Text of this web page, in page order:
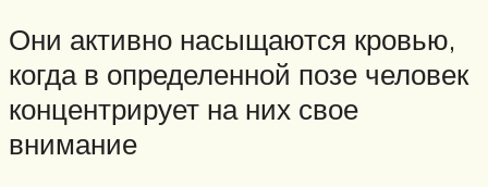
Они активно насыщаются кровью,
когда в определенной позе человек
концентрирует на них свое
внимание